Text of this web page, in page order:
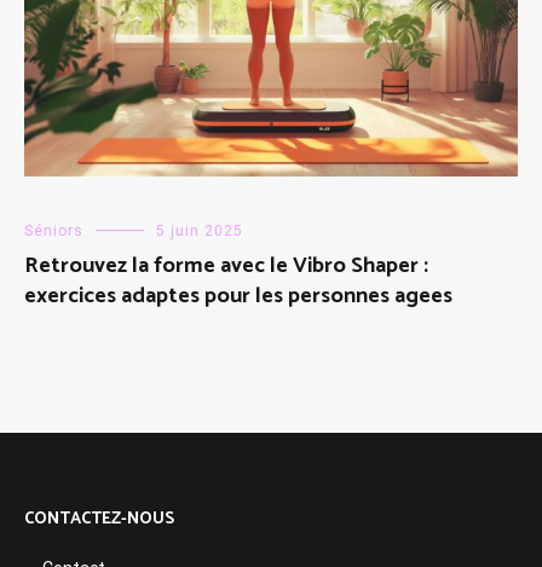
Séniors 5 juin 2025
Retrouvez la forme avec le Vibro Shaper :
exercices adaptes pour les personnes agees
CONTACTEZ-NOUS